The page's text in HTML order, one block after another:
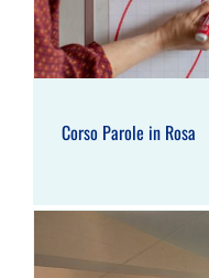
Corso Parole in Rosa